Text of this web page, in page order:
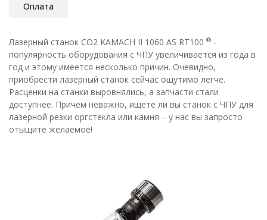
Оплата
Лазерный станок CO2 KAMACH II 1060 AS RT100 ® -
популярность оборудования с ЧПУ увеличивается из года в
год и этому имеется несколько причин. Очевидно,
приобрести лазерный станок сейчас ощутимо легче.
Расценки на станки выровнялись, а запчасти стали
доступнее. Причём неважно, ищете ли вы станок с ЧПУ для
лазерной резки оргстекла или камня – у нас вы запросто
отыщите желаемое!